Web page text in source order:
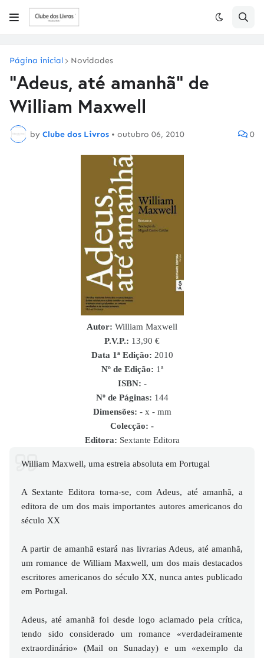
Página inicial Novidades
"Adeus, até amanhã" de
William Maxwell
by Clube dos Livros • outubro 06, 2010 0
Autor: William Maxwell
P.V.P.: 13,90 €
Data 1ª Edição: 2010
Nº de Edição: 1ª
ISBN: -
Nº de Páginas: 144
Dimensões: - x - mm
Colecção: -
Editora: Sextante Editora
William Maxwell, uma estreia absoluta em Portugal
A Sextante Editora torna-se, com Adeus, até amanhã, a
editora de um dos mais importantes autores americanos do
século XX
A partir de amanhã estará nas livrarias Adeus, até amanhã,
um romance de William Maxwell, um dos mais destacados
escritores americanos do século XX, nunca antes publicado
em Portugal.
Adeus, até amanhã foi desde logo aclamado pela crítica,
tendo sido considerado um romance «verdadeiramente
extraordinário» (Mail on Sunaday) e um «exemplo da